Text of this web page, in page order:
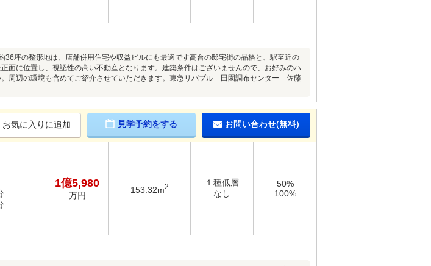
36坪の整形地は、店舗併用住宅や収益ビルにも最適です高台の邸宅街の品格と、駅至近の
面に位置し、視認性の高い不動産となります。建築条件はございませんので、お好みのハ
。周辺の環境も含めてご紹介させていただきます。東急リバブル 田園調布センター 佐藤
お気に入りに追加 見学予約をする お問い合わせ(無料)
1億5,980
万円
153.32m2
１種低層
なし
50%
100%